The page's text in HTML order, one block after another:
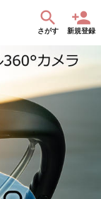
さがす 新規登録